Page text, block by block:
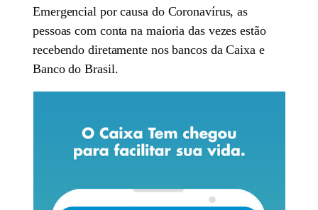
Emergencial por causa do Coronavírus, as
pessoas com conta na maioria das vezes estão
recebendo diretamente nos bancos da Caixa e
Banco do Brasil.